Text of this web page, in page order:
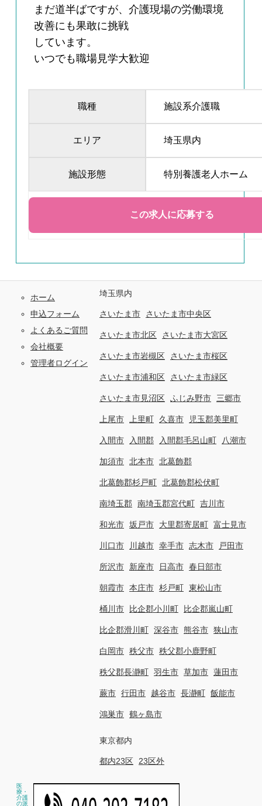
まだ道半ばですが、介護現場の労働環境
改善にも果敢に挑戦
しています。
いつでも職場見学大歓迎
職種 施設系介護職
エリア 埼玉県内
施設形態 特別養護老人ホーム
ホーム
申込フォーム
よくあるご質問
会社概要
管理者ログイン
埼玉県内
さいたま市 さいたま市中央区
さいたま市北区 さいたま市大宮区
さいたま市岩槻区 さいたま市桜区
さいたま市浦和区 さいたま市緑区
さいたま市見沼区 ふじみ野市 三郷市
上尾市 上里町 久喜市 児玉郡美里町
入間市 入間郡 入間郡毛呂山町 八潮市
加須市 北本市 北葛飾郡
北葛飾郡杉戸町 北葛飾郡松伏町
南埼玉郡 南埼玉郡宮代町 吉川市
和光市 坂戸市 大里郡寄居町 富士見市
川口市 川越市 幸手市 志木市 戸田市
所沢市 新座市 日高市 春日部市
朝霞市 本庄市 杉戸町 東松山市
桶川市 比企郡小川町 比企郡嵐山町
比企郡滑川町 深谷市 熊谷市 狭山市
白岡市 秩父市 秩父郡小鹿野町
秩父郡長瀞町 羽生市 草加市 蓮田市
蕨市 行田市 越谷市 長瀞町 飯能市
鴻巣市 鶴ヶ島市
東京都内
都内23区 23区外
医
療・
介護
の派